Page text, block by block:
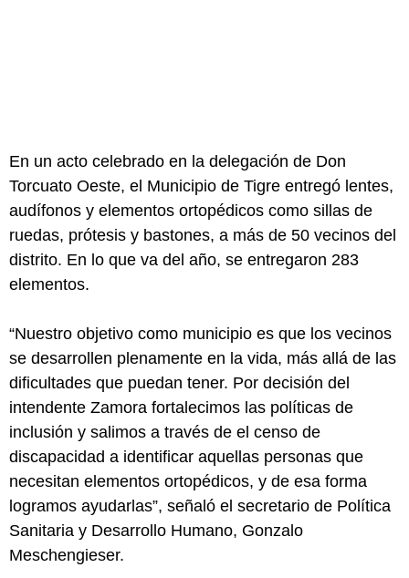
En un acto celebrado en la delegación de Don
Torcuato Oeste, el Municipio de Tigre entregó lentes,
audífonos y elementos ortopédicos como sillas de
ruedas, prótesis y bastones, a más de 50 vecinos del
distrito. En lo que va del año, se entregaron 283
elementos.
“Nuestro objetivo como municipio es que los vecinos
se desarrollen plenamente en la vida, más allá de las
dificultades que puedan tener. Por decisión del
intendente Zamora fortalecimos las políticas de
inclusión y salimos a través de el censo de
discapacidad a identificar aquellas personas que
necesitan elementos ortopédicos, y de esa forma
logramos ayudarlas”, señaló el secretario de Política
Sanitaria y Desarrollo Humano, Gonzalo
Meschengieser.